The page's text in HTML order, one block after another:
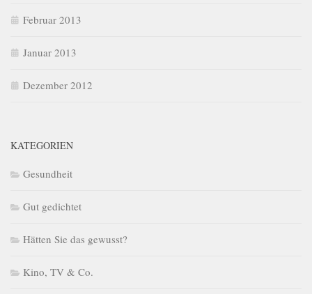
Februar 2013
Januar 2013
Dezember 2012
KATEGORIEN
Gesundheit
Gut gedichtet
Hätten Sie das gewusst?
Kino, TV & Co.